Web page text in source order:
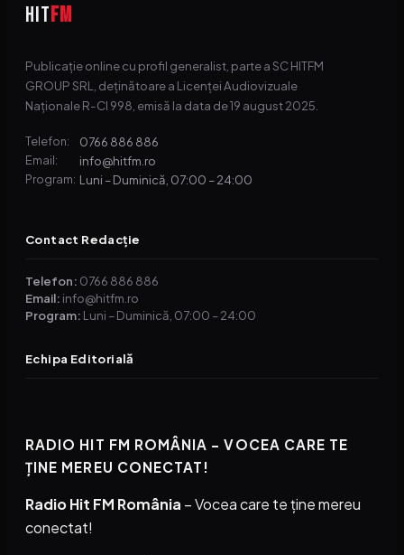
HITFM
Publicație online cu profil generalist, parte a SC HITFM
GROUP SRL, deținătoare a Licenței Audiovizuale
Naționale R-CI 998, emisă la data de 19 august 2025.
Telefon: 0766 886 886
Email: info@hitfm.ro
Program: Luni – Duminică, 07:00 – 24:00
Contact Redacție
Telefon: 0766 886 886
Email: info@hitfm.ro
Program: Luni – Duminică, 07:00 – 24:00
Echipa Editorială
RADIO HIT FM ROMÂNIA – VOCEA CARE TE
ȚINE MEREU CONECTAT!
Radio Hit FM România – Vocea care te ține mereu
conectat!